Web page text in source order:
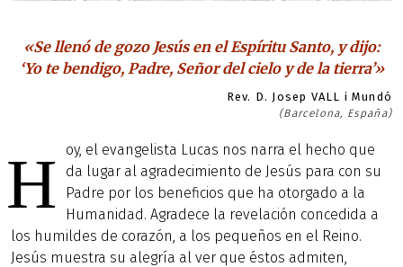
«Se llenó de gozo Jesús en el Espíritu Santo, y dijo:
‘Yo te bendigo, Padre, Señor del cielo y de la tierra’»
Rev. D. Josep VALL i Mundó
(Barcelona, España)
H
oy, el evangelista Lucas nos narra el hecho que
da lugar al agradecimiento de Jesús para con su
Padre por los beneficios que ha otorgado a la
Humanidad. Agradece la revelación concedida a
los humildes de corazón, a los pequeños en el Reino.
Jesús muestra su alegría al ver que éstos admiten,